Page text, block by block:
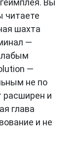
читаете
шахта
—
—
не по
расширен и
глава
и не